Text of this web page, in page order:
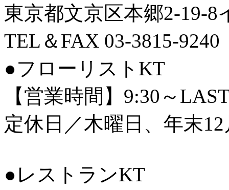
東京都文京区本郷2-19-8
TEL＆FAX 03-3815-9240
●フローリストKT
【営業時間】9:30～
定休日／木曜日、年末
●レストランKT